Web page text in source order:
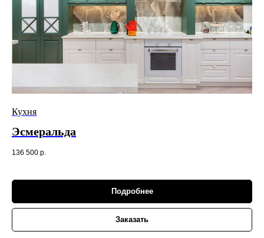
Кухня
Эсмеральда
136 500 р.
Подробнее
Заказать